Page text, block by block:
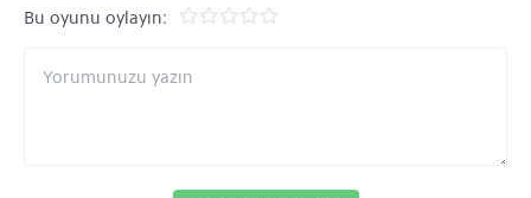
Bu oyunu oylayın: